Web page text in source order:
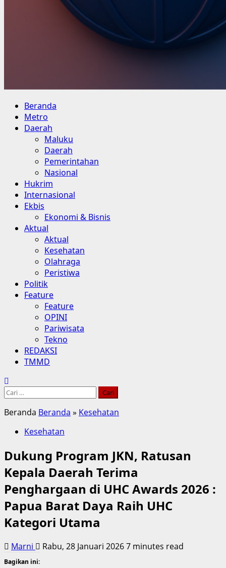
Primary
Menu
Beranda
Metro
Daerah
Maluku
Daerah
Pemerintahan
Nasional
Hukrim
Internasional
Ekbis
Ekonomi & Bisnis
Aktual
Aktual
Kesehatan
Olahraga
Peristiwa
Politik
Feature
Feature
OPINI
Pariwisata
Tekno
REDAKSI
TMMD
Cari
Beranda Beranda » Kesehatan
Kesehatan
Dukung Program JKN, Ratusan
Kepala Daerah Terima
Penghargaan di UHC Awards 2026 :
Papua Barat Daya Raih UHC
Kategori Utama
Marni Rabu, 28 Januari 20267 minutes read
Bagikan ini: